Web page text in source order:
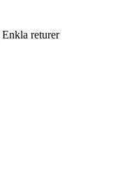
Enkla returer